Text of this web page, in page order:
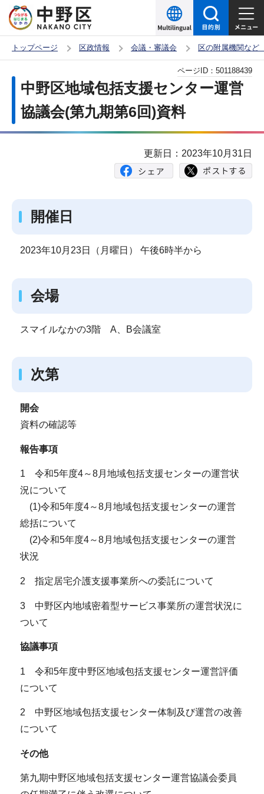
の
ー
トップページ 区政情報 会議・審議会 区の附属機関など
か
中野区地域包括支援センター運営
協議会(第九期第6回)資料
ページID： 501188439
更新日：2023年10月31日
開催日
2023年10月23日（月曜日） 午後6時半から
会場
スマイルなかの3階 A、B会議室
次第
開会
資料の確認等
報告事項
1 令和5年度4～8月地域包括支援センターの運営状
況について
(1)令和5年度4～8月地域包括支援センターの運営
総括について
(2)令和5年度4～8月地域包括支援センターの運営
状況
2 指定居宅介護支援事業所への委託について
3 中野区内地域密着型サービス事業所の運営状況に
ついて
協議事項
1 令和5年度中野区地域包括支援センター運営評価
について
2 中野区地域包括支援センター体制及び運営の改善
について
その他
第九期中野区地域包括支援センター運営協議会委員